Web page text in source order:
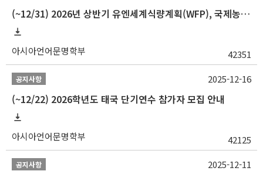
(~12/31) 2026년 상반기 유엔세계식량계획(WFP), 국제농업개발기금(IFAD) 및 유엔아동기금(UNICEF) 인턴십 프로그램 참가자 모집
아시아언어문명학부 42351
공지사항
(~12/22) 2026학년도 태국 단기연수 참가자 모집 안내
아시아언어문명학부 42125
2025-12-16
공지사항 2025-12-11